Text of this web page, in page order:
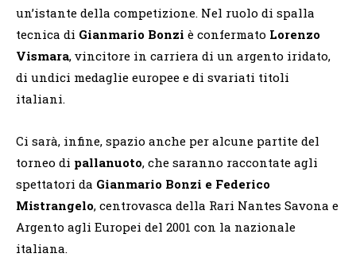
un’istante della competizione. Nel ruolo di spalla
tecnica di Gianmario Bonzi è confermato Lorenzo
Vismara, vincitore in carriera di un argento iridato,
di undici medaglie europee e di svariati titoli
italiani.
Ci sarà, infine, spazio anche per alcune partite del
torneo di pallanuoto, che saranno raccontate agli
spettatori da Gianmario Bonzi e Federico
Mistrangelo, centrovasca della Rari Nantes Savona e
Argento agli Europei del 2001 con la nazionale
italiana.